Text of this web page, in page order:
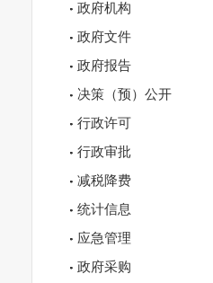
政府机构
政府文件
政府报告
决策（预）公开
行政许可
行政审批
减税降费
统计信息
应急管理
政府采购